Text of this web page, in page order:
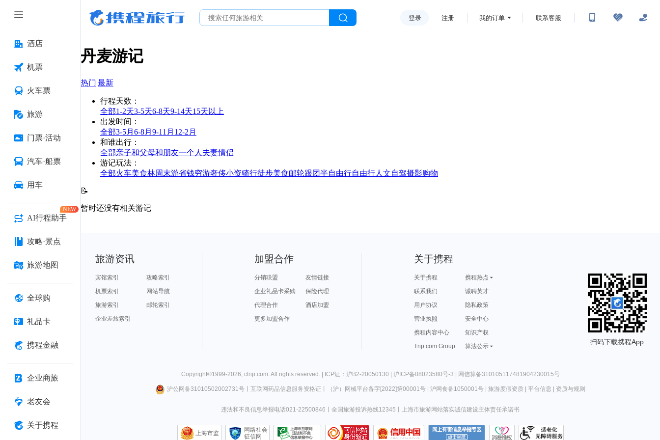
酒店
机票
火车票
旅游
门票·活动
汽车·船票
用车
AI行程助手
NEW
攻略·景点
旅游地图
全球购
礼品卡
携程金融
企业商旅
老友会
关于携程
登录 注册 我的订单 联系客服
丹麦游记
热门|最新
行程天数 ：
全部1-2天3-5天6-8天9-14天15天以上
出发时间 ：
全部3-5月 6-8月 9-11月 12-2月
和谁出行 ：
全部亲子和父母和朋友一个人 夫妻情侣
游记玩法 ：
全部火车美食林周末游省钱穷游奢侈小资骑行徒步美食邮轮跟团半自由行自由行人文自驾摄影购物
📝
暂时还没有相关游记
旅游资讯
宾馆索引
攻略索引
机票索引
网站导航
旅游索引
邮轮索引
企业差旅索引
加盟合作
分销联盟
友情链接
企业礼品卡采购
保险代理
代理合作
酒店加盟
更多加盟合作
关于携程
关于携程
携程热点
联系我们
诚聘英才
用户协议
隐私政策
营业执照
安全中心
携程内容中心
知识产权
Trip.com Group
算法公示
扫码下载携程App
Copyright©1999-2026, ctrip.com. All rights reserved. | ICP证：沪B2-20050130 | 沪ICP备08023580号-3 | 网信算备310105117481904230015号
沪公网备31010502002731号丨 互联网药品信息服务资格证 （沪）网械平台备字[2022]第00001号| 沪网食备1050001号| 旅游度假资质| 平台信息 资质与规则
违法和不良信息举报电话021-22500846 全国旅游投诉热线12345 上海市旅游网站落实诚信建设主体责任承诺书
上海市监
网络社会
征信网